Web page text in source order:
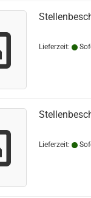
Lieferzeit:
Lieferzeit: